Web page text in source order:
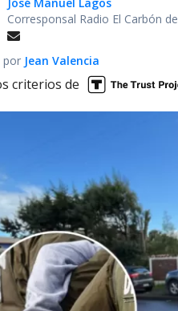
Corresponsal Radio El Carbón
por Jean Valencia
criterios de